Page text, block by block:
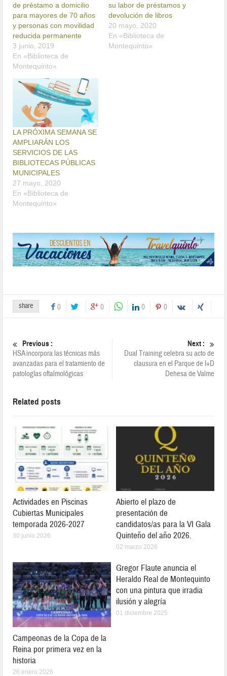
de préstamo a domicilio
para mayores de 70 años
y personas con movilidad
reducida permanente
3 junio, 2019
En «Biblioteca de
Montequinto»
su labor de préstamos y
devolución de libros
20 mayo, 2020
En «Biblioteca de
Montequinto»
LA PRÓXIMA SEMANA SE
AMPLIARÁN LOS
SERVICIOS DE LAS
BIBLIOTECAS PÚBLICAS
MUNICIPALES
27 mayo, 2020
En «Biblioteca de
Montequinto»
share 0 0 0 0
Previous :
HSA incorpora las técnicas más
avanzadas para el tratamiento de
patologías oftalmológicas
Next :
Dual Training celebra su acto de
clausura en el Parque de I+D
Dehesa de Valme
Related posts
Actividades en Piscinas
Cubiertas Municipales
temporada 2026-2027
30 junio 2026
Abierto el plazo de
presentación de
candidatos/as para la VI Gala
Quinteño del año 2026.
02 marzo 2026
Campeonas de la Copa de la
Reina por primera vez en la
historia
26 enero 2026
Gregor Flaute anuncia el
Heraldo Real de Montequinto
con una pintura que irradia
ilusión y alegría
01 diciembre 2025